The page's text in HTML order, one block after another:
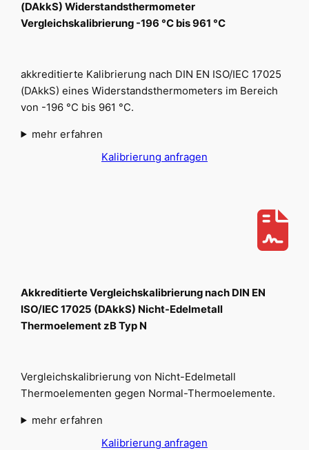
(DAkkS) Widerstandsthermometer
Vergleichskalibrierung -196 °C bis 961 °C
akkreditierte Kalibrierung nach DIN EN ISO/IEC 17025
(DAkkS) eines Widerstandsthermometers im Bereich
von -196 °C bis 961 °C.
mehr erfahren
Kalibrierung anfragen
Akkreditierte Vergleichskalibrierung nach DIN EN
ISO/IEC 17025 (DAkkS) Nicht-Edelmetall
Thermoelement zB Typ N
Vergleichskalibrierung von Nicht-Edelmetall
Thermoelementen gegen Normal-Thermoelemente.
mehr erfahren
Kalibrierung anfragen